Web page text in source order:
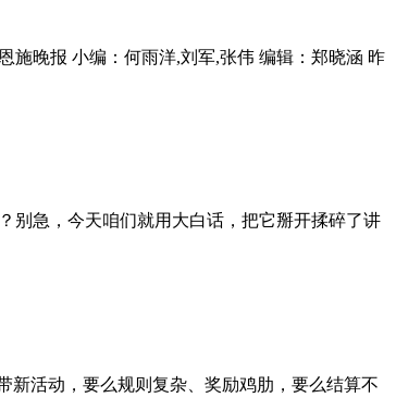
施晚报 小编：何雨洋,刘军,张伟 编辑：郑晓涵 昨
别急，今天咱们就用大白话，把它掰开揉碎了讲
新活动，要么规则复杂、奖励鸡肋，要么结算不